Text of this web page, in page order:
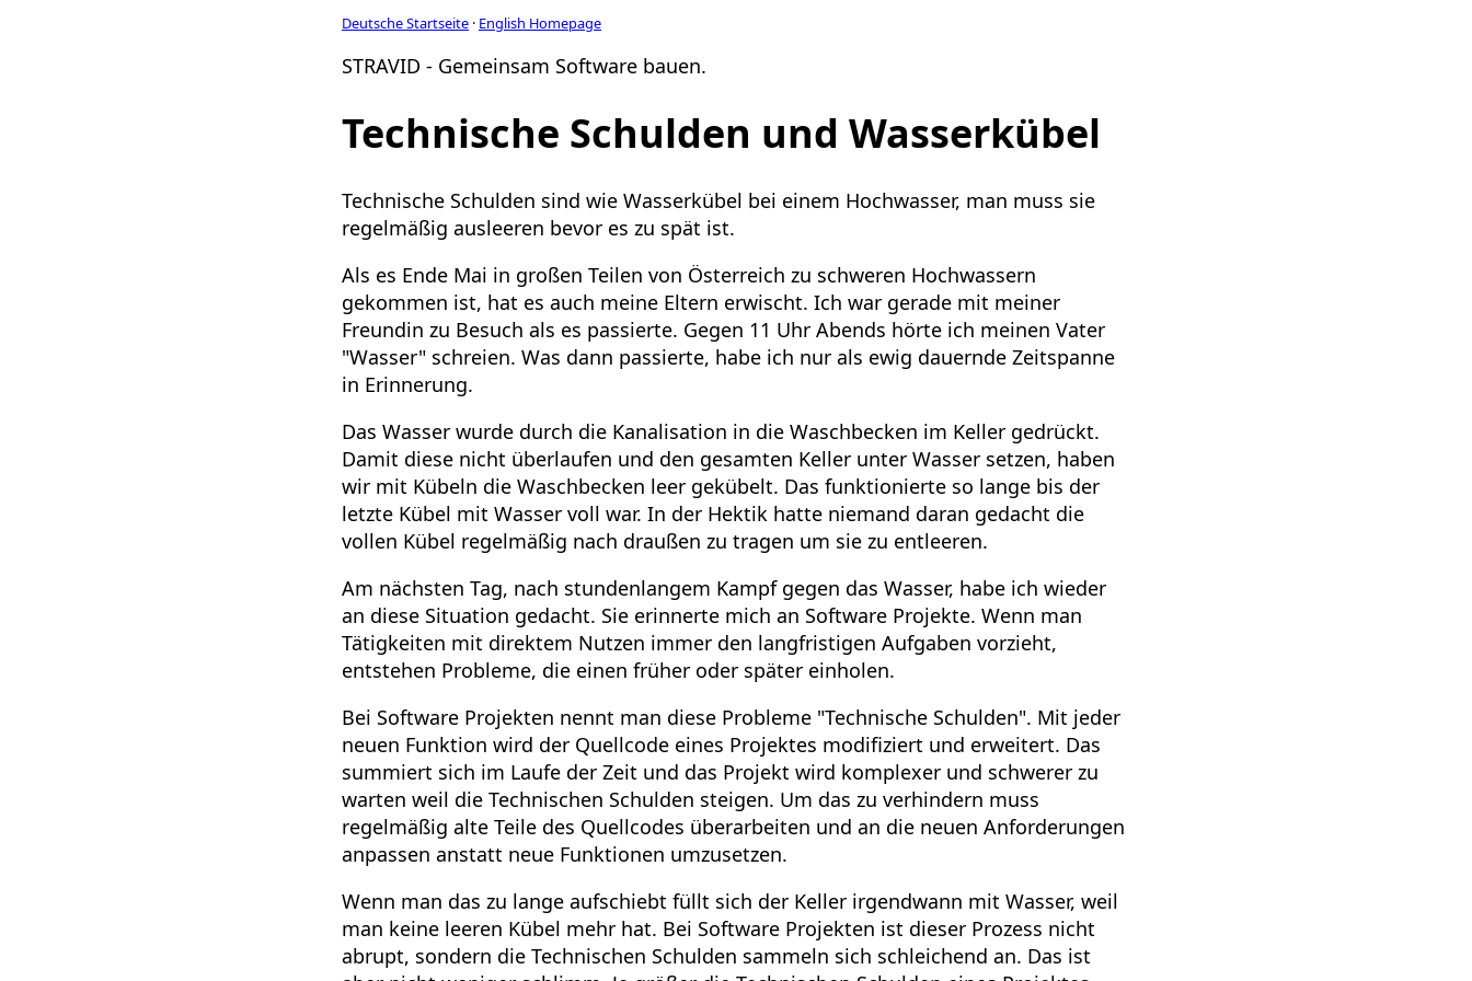
Deutsche Startseite · English Homepage
STRAVID - Gemeinsam Software bauen.
Technische Schulden und Wasserkübel
Technische Schulden sind wie Wasserkübel bei einem Hochwasser, man muss sie
regelmäßig ausleeren bevor es zu spät ist.
Als es Ende Mai in großen Teilen von Österreich zu schweren Hochwassern
gekommen ist, hat es auch meine Eltern erwischt. Ich war gerade mit meiner
Freundin zu Besuch als es passierte. Gegen 11 Uhr Abends hörte ich meinen Vater
"Wasser" schreien. Was dann passierte, habe ich nur als ewig dauernde Zeitspanne
in Erinnerung.
Das Wasser wurde durch die Kanalisation in die Waschbecken im Keller gedrückt.
Damit diese nicht überlaufen und den gesamten Keller unter Wasser setzen, haben
wir mit Kübeln die Waschbecken leer gekübelt. Das funktionierte so lange bis der
letzte Kübel mit Wasser voll war. In der Hektik hatte niemand daran gedacht die
vollen Kübel regelmäßig nach draußen zu tragen um sie zu entleeren.
Am nächsten Tag, nach stundenlangem Kampf gegen das Wasser, habe ich wieder
an diese Situation gedacht. Sie erinnerte mich an Software Projekte. Wenn man
Tätigkeiten mit direktem Nutzen immer den langfristigen Aufgaben vorzieht,
entstehen Probleme, die einen früher oder später einholen.
Bei Software Projekten nennt man diese Probleme "Technische Schulden". Mit jeder
neuen Funktion wird der Quellcode eines Projektes modifiziert und erweitert. Das
summiert sich im Laufe der Zeit und das Projekt wird komplexer und schwerer zu
warten weil die Technischen Schulden steigen. Um das zu verhindern muss
regelmäßig alte Teile des Quellcodes überarbeiten und an die neuen Anforderungen
anpassen anstatt neue Funktionen umzusetzen.
Wenn man das zu lange aufschiebt füllt sich der Keller irgendwann mit Wasser, weil
man keine leeren Kübel mehr hat. Bei Software Projekten ist dieser Prozess nicht
abrupt, sondern die Technischen Schulden sammeln sich schleichend an. Das ist